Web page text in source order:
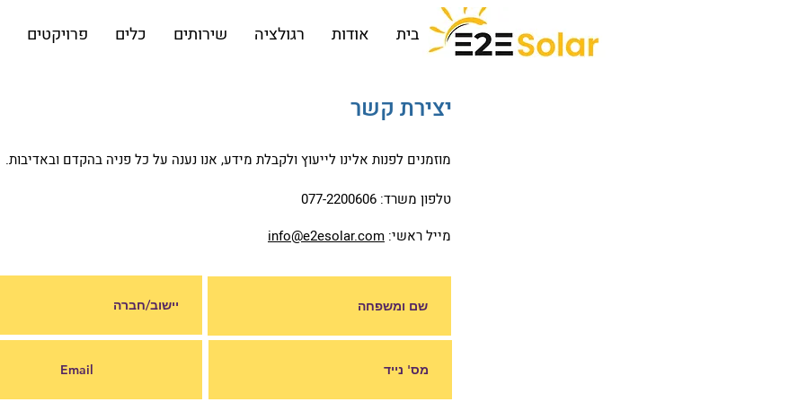
בית אודות רגולציה שירותים כלים פרויקטים
יצירת קשר
מוזמנים לפנות אלינו לייעוץ ולקבלת מידע, אנו נענה על כל פניה בהקדם ובאדיבות.
טלפון משרד: 077-2200606
מייל ראשי: info@e2esolar.com